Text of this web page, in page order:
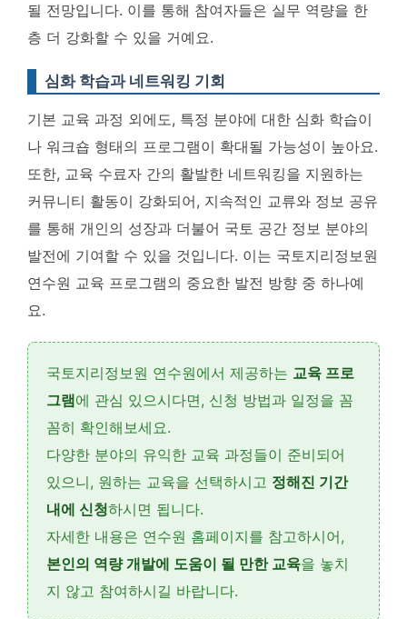
될 전망입니다. 이를 통해 참여자들은 실무 역량을 한
층 더 강화할 수 있을 거예요.
심화 학습과 네트워킹 기회
기본 교육 과정 외에도, 특정 분야에 대한 심화 학습이
나 워크숍 형태의 프로그램이 확대될 가능성이 높아요.
또한, 교육 수료자 간의 활발한 네트워킹을 지원하는
커뮤니티 활동이 강화되어, 지속적인 교류와 정보 공유
를 통해 개인의 성장과 더불어 국토 공간 정보 분야의
발전에 기여할 수 있을 것입니다. 이는 국토지리정보원
연수원 교육 프로그램의 중요한 발전 방향 중 하나예
요.
국토지리정보원 연수원에서 제공하는 교육 프로
그램에 관심 있으시다면, 신청 방법과 일정을 꼼
꼼히 확인해보세요.
다양한 분야의 유익한 교육 과정들이 준비되어
있으니, 원하는 교육을 선택하시고 정해진 기간
내에 신청하시면 됩니다.
자세한 내용은 연수원 홈페이지를 참고하시어,
본인의 역량 개발에 도움이 될 만한 교육을 놓치
지 않고 참여하시길 바랍니다.